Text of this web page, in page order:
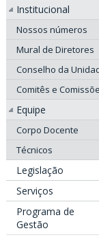
Institucional
Nossos números
Mural de Diretores
Conselho da
Comitês e
Equipe
Corpo Docente
Técnicos
Legislação
Serviços
Programa de
Gestão